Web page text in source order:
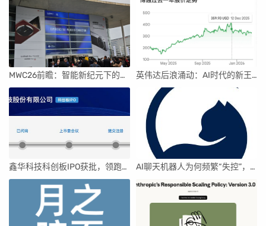
MWC26前瞻：智能新纪元下的科技盛宴 英伟达后浪涌动：AI时代的新王者与隐忧
鑫华科技科创板IPO获批，领跑国内半导体材料市场 AI聊天机器人为何频繁“失控”，背后原因及解决方案解析